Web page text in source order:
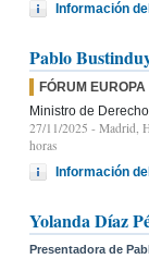
Información
Pablo
FÓRUM EUROPA
Ministro de
27/11/2025 - Madrid,
horas
Información
Yolanda Díaz
Presentadora de